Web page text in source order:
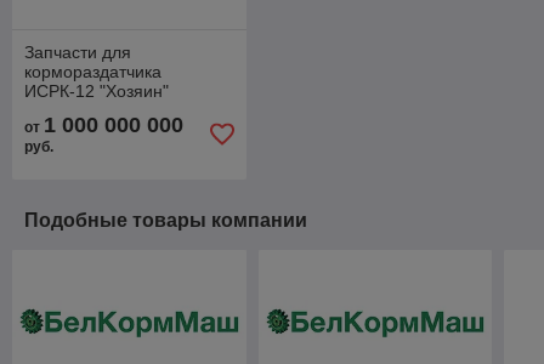
Запчасти для
кормораздатчика
ИСРК-12 "Хозяин"
от 1 000 000 000
руб.
Подобные товары компании